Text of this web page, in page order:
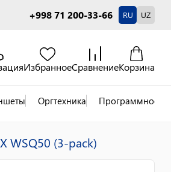
+998 71 200-33-66 RU UZ
ИзбранноеСравнениеКорзина
Оргтехника Программное
WSQ50 (3-pack)